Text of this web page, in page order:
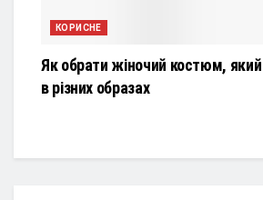
КОРИСНЕ
Як обрати жіночий костюм,
в різних образах